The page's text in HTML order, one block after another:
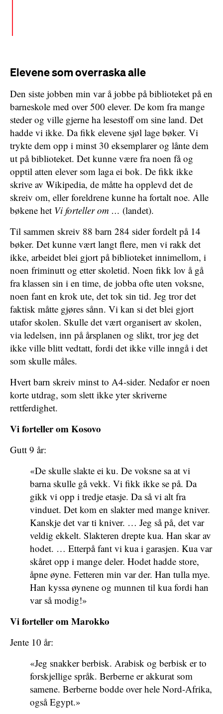
Elevene som overraska alle
Den siste jobben min var å jobbe på biblioteket på en
barneskole med over 500 elever. De kom fra mange
steder og ville gjerne ha lesestoff om sine land. Det
hadde vi ikke. Da fikk elevene sjøl lage bøker. Vi
trykte dem opp i minst 30 eksemplarer og lånte dem
ut på biblioteket. Det kunne være fra noen få og
opptil atten elever som laga ei bok. De fikk ikke
skrive av Wikipedia, de måtte ha opplevd det de
skreiv om, eller foreldrene kunne ha fortalt noe. Alle
bøkene het Vi forteller om … (landet).
Til sammen skreiv 88 barn 284 sider fordelt på 14
bøker. Det kunne vært langt flere, men vi rakk det
ikke, arbeidet blei gjort på biblioteket innimellom, i
noen friminutt og etter skoletid. Noen fikk lov å gå
fra klassen sin i en time, de jobba ofte uten voksne,
noen fant en krok ute, det tok sin tid. Jeg tror det
faktisk måtte gjøres sånn. Vi kan si det blei gjort
utafor skolen. Skulle det vært organisert av skolen,
via ledelsen, inn på årsplanen og slikt, tror jeg det
ikke ville blitt vedtatt, fordi det ikke ville inngå i det
som skulle måles.
Hvert barn skreiv minst to A4-sider. Nedafor er noen
korte utdrag, som slett ikke yter skriverne
rettferdighet.
Vi forteller om Kosovo
Gutt 9 år:
«De skulle slakte ei ku. De voksne sa at vi
barna skulle gå vekk. Vi fikk ikke se på. Da
gikk vi opp i tredje etasje. Da så vi alt fra
vinduet. Det kom en slakter med mange kniver.
Kanskje det var ti kniver. … Jeg så på, det var
veldig ekkelt. Slakteren drepte kua. Han skar av
hodet. … Etterpå fant vi kua i garasjen. Kua var
skåret opp i mange deler. Hodet hadde store,
åpne øyne. Fetteren min var der. Han tulla mye.
Han kyssa øynene og munnen til kua fordi han
var så modig!»
Vi forteller om Marokko
Jente 10 år:
«Jeg snakker berbisk. Arabisk og berbisk er to
forskjellige språk. Berberne er akkurat som
samene. Berberne bodde over hele Nord-Afrika,
også Egypt.»